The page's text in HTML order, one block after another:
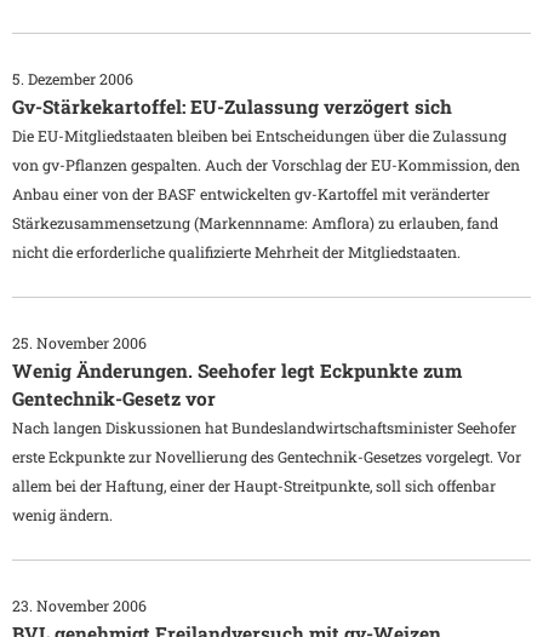
5. Dezember 2006
Gv-Stärkekartoffel: EU-Zulassung verzögert sich
Die EU-Mitgliedstaaten bleiben bei Entscheidungen über die Zulassung
von gv-Pflanzen gespalten. Auch der Vorschlag der EU-Kommission, den
Anbau einer von der BASF entwickelten gv-Kartoffel mit veränderter
Stärkezusammensetzung (Markennname: Amflora) zu erlauben, fand
nicht die erforderliche qualifizierte Mehrheit der Mitgliedstaaten.
25. November 2006
Wenig Änderungen. Seehofer legt Eckpunkte zum
Gentechnik-Gesetz vor
Nach langen Diskussionen hat Bundeslandwirtschaftsminister Seehofer
erste Eckpunkte zur Novellierung des Gentechnik-Gesetzes vorgelegt. Vor
allem bei der Haftung, einer der Haupt-Streitpunkte, soll sich offenbar
wenig ändern.
23. November 2006